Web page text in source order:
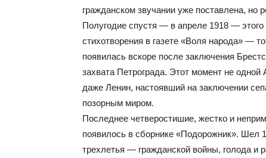
гражданском звучании уже поставлена, но
Полугодие спустя — в апреле 1918 —
стихотворения в газете «Воля народа» —
появилась вскоре после заключения
захвата Петрограда. Этот момент не
даже Ленин, настоявший на заключении
позорным миром.
Последнее четверостишие, жестко и
появилось в сборнике «Подорожник». Шел
трехлетья — гражданской войны, голода и